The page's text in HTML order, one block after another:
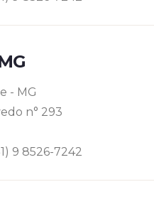
- MG
n° 293
9 8526-7242